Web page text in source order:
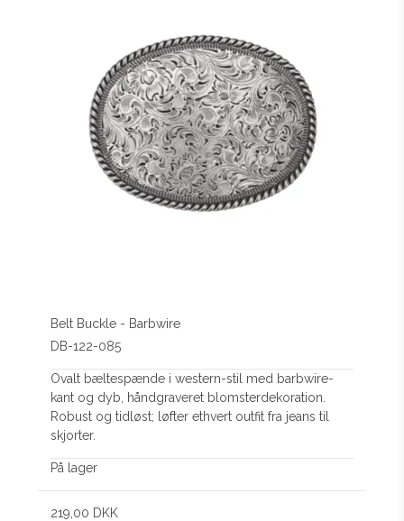
Belt Buckle - Barbwire
DB-122-085
Ovalt bæltespænde i western-stil med barbwire-
kant og dyb, håndgraveret blomsterdekoration.
Robust og tidløst; løfter ethvert outfit fra jeans til
skjorter.
På lager
219,00 DKK